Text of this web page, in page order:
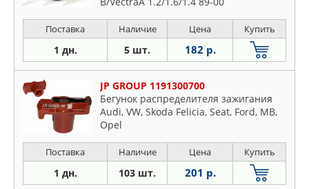
Поставка Наличие Цена Купить
1 дн. 5 шт. 182 р.
JP GROUP 1191300700
Бегунок распределителя зажигания
Audi, VW, Skoda Felicia, Seat, Ford, MB,
Opel
Поставка Наличие Цена Купить
1 дн. 103 шт. 201 р.